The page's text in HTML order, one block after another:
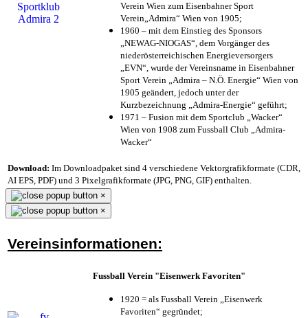
Verein Wien zum Eisenbahner Sport
Verein„Admira“ Wien von 1905;
1960 – mit dem Einstieg des Sponsors
„NEWAG-NIOGAS“, dem Vorgänger des
niederösterreichischen Energieversorgers
„EVN“, wurde der Vereinsname in Eisenbahner
Sport Verein „Admira – N.Ö. Energie“ Wien von
1905 geändert, jedoch unter der
Kurzbezeichnung „Admira-Energie“ geführt;
1971 – Fusion mit dem Sportclub „Wacker“
Wien von 1908 zum Fussball Club „Admira-
Wacker“
Download: Im Downloadpaket sind 4 verschiedene Vektorgrafikformate (CDR,
AI EPS, PDF) und 3 Pixelgrafikformate (JPG, PNG, GIF) enthalten.
×
×
Vereinsinformationen:
Fussball Verein "Eisenwerk Favoriten"
1920 = als Fussball Verein „Eisenwerk
Favoriten“ gegründet;